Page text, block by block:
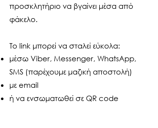
προσκλητήριο να βγαίνει μέσα από
φάκελο.
Το link μπορεί να σταλεί εύκολα:
μέσω Viber, Messenger, WhatsApp,
SMS (παρέχουμε μαζική αποστολή)
με email
ή να ενσωματωθεί σε QR code